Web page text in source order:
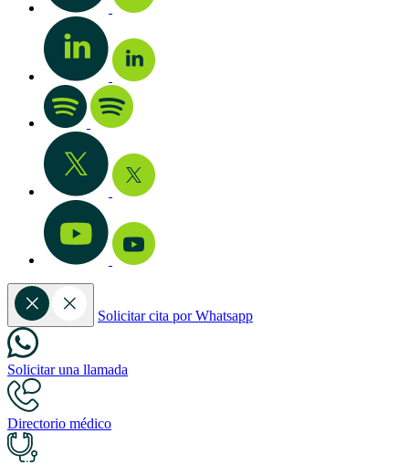
Solicitar cita por Whatsapp
Solicitar una llamada
Directorio médico